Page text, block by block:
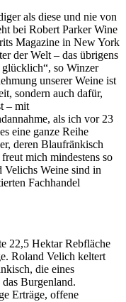
als diese und nie von
bei Robert Parker Wine
Magazine in New York
der Welt – das übrigens
so Winzer
unserer Weine ist
sondern auch dafür,
– mit
als ich vor 23
eine ganze Reihe
deren Blaufränkisch
mich mindestens so
Velichs Weine sind in
Fachhandel
22,5 Hektar Rebfläche
Roland Velich keltert
die eines
Burgenland.
Erträge, offene